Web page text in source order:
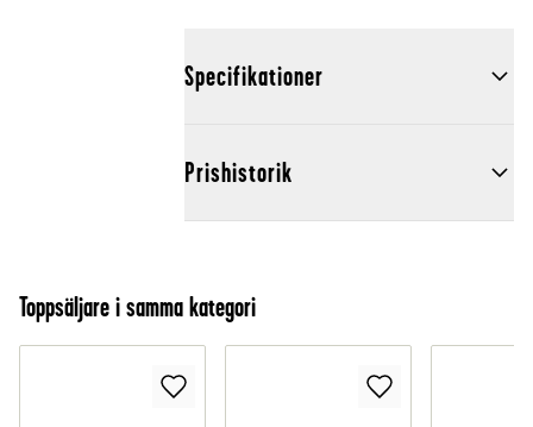
Specifikationer
Prishistorik
Toppsäljare i samma kategori